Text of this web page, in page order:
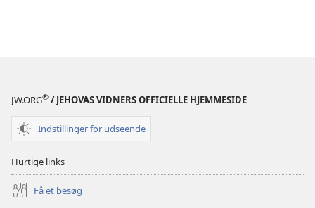
JW.ORG® / JEHOVAS VIDNERS OFFICIELLE HJEMMESIDE
Indstillinger for udseende
Hurtige links
Få et besøg